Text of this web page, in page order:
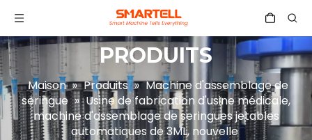
PRODUITS
Maison » Produits » Machine d'assemblage de
seringue » Usine de fabrication d'usine médicale,
machine d'assemblage de seringues jetables
automatiques de 3ML, nouvelle